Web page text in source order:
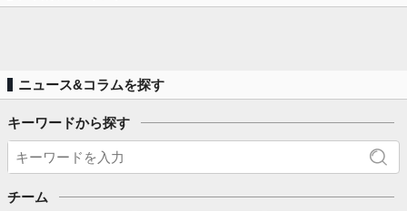
ニュース&コラムを探す
キーワードから探す
チーム